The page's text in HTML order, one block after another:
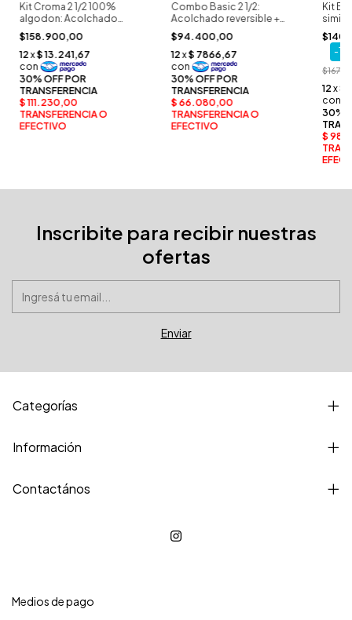
Kit Croma 2 1/2 100%
algodon: Acolchado
reversible simil plumon +
jgo de sabanas 100%
algodon
$158.900,00
Combo Basic 2 1/2:
Acolchado reversible +
jgo de sabanas microfibra
soft premium
$94.400,00
Kit
simil
de
-16
Inscribite para recibir nuestras
ofertas
Categorías
Información
Contactános
Medios de pago